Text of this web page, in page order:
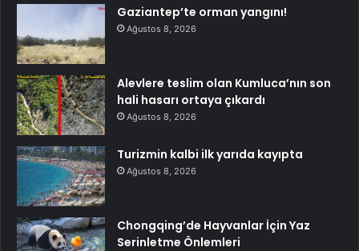
Gaziantep’te orman yangını!
Ağustos 8, 2026
Alevlere teslim olan Kumluca’nın son
hali hasarı ortaya çıkardı
Ağustos 8, 2026
Turizmin kalbi ilk yarıda kayıpta
Ağustos 8, 2026
Chongqing’de Hayvanlar İçin Yaz
Serinletme Önlemleri